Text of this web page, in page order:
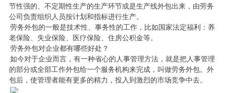
节性强的、不定期性生产的生产环节或是生产线外包出来，由劳务
公司负责组织人员按计划和指标进行生产。
劳务外包的一般是技术性、事务性的工作，比如国家法定福利：养
老保险、失业保险、医疗保险、住房公积金等。
劳务外包对企业都有哪些好处？
如今对于企业而言，有一种省心的人事管理方法，就是把人事管理
的部分或全部工作外包给一个服务机构来完成，叫做劳务外包。外
包后，使管理者能有更多的精力，投入到激烈的市场竞争中去。